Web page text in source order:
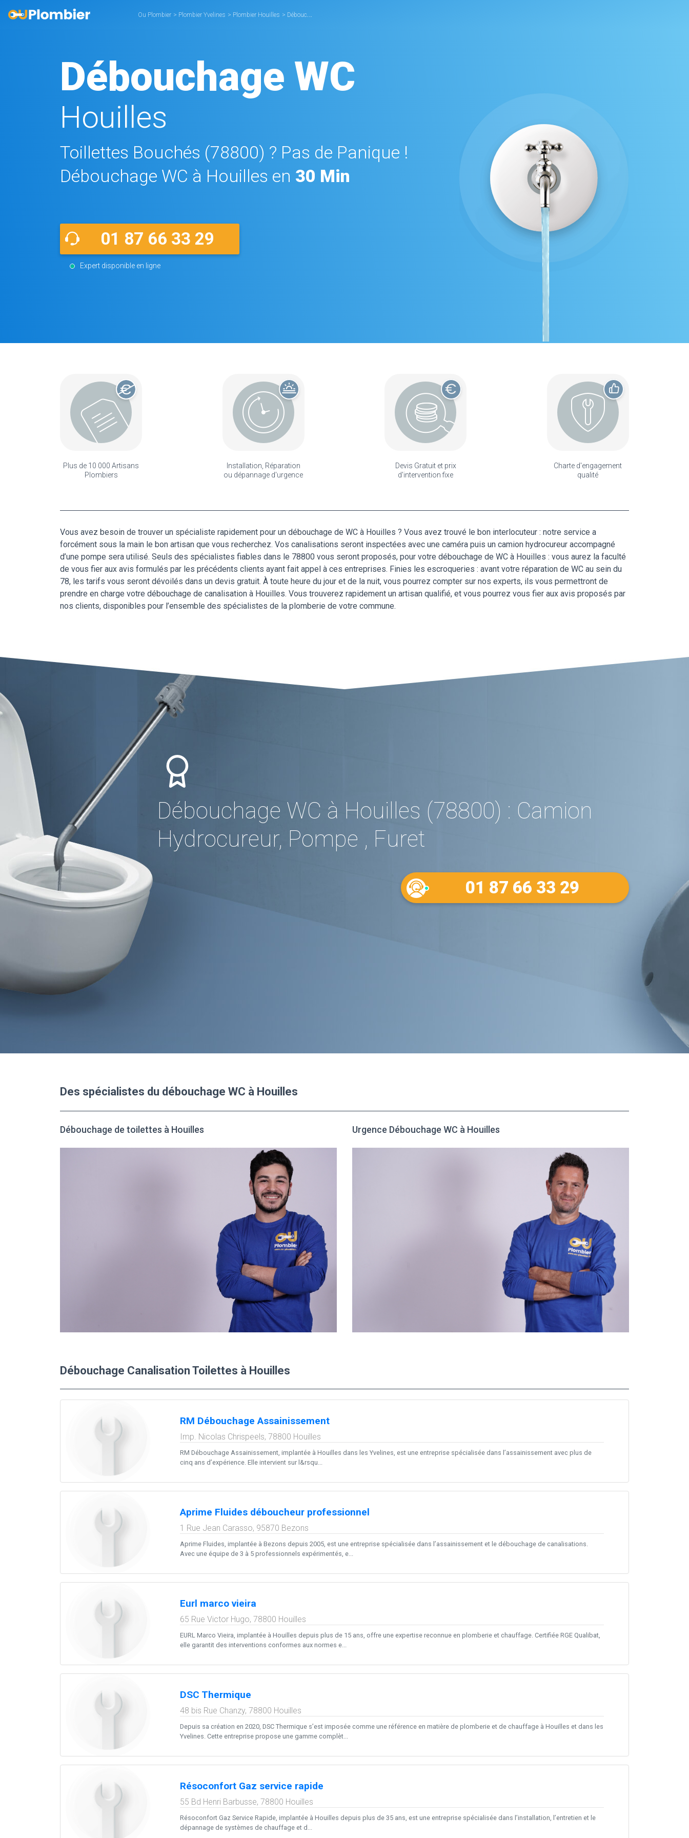
Ou Plombier > Plombier Yvelines > Plombier Houilles > Débouchage WC Houilles
Débouchage WC
Houilles
Toillettes Bouchés (78800) ? Pas de Panique !
Débouchage WC à Houilles en 30 Min
01 87 66 33 29
Expert disponible en ligne
Plus de 10 000 Artisans
Plombiers
Installation, Réparation
ou dépannage d'urgence
Devis Gratuit et prix
d'intervention fixe
Charte d'engagement
qualité
Vous avez besoin de trouver un spécialiste rapidement pour un débouchage de WC à Houilles ? Vous avez trouvé le bon interlocuteur : notre service a
forcément sous la main le bon artisan que vous recherchez. Vos canalisations seront inspectées avec une caméra puis un camion hydrocureur accompagné
d’une pompe sera utilisé. Seuls des spécialistes fiables dans le 78800 vous seront proposés, pour votre débouchage de WC à Houilles : vous aurez la faculté
de vous fier aux avis formulés par les précédents clients ayant fait appel à ces entreprises. Finies les escroqueries : avant votre réparation de WC au sein du
78, les tarifs vous seront dévoilés dans un devis gratuit. À toute heure du jour et de la nuit, vous pourrez compter sur nos experts, ils vous permettront de
prendre en charge votre débouchage de canalisation à Houilles. Vous trouverez rapidement un artisan qualifié, et vous pourrez vous fier aux avis proposés par
nos clients, disponibles pour l’ensemble des spécialistes de la plomberie de votre commune.
Débouchage WC à Houilles (78800) : Camion
Hydrocureur, Pompe , Furet
01 87 66 33 29
Des spécialistes du débouchage WC à Houilles
Débouchage de toilettes à Houilles Urgence Débouchage WC à Houilles
Débouchage Canalisation Toilettes à Houilles
RM Débouchage Assainissement
Imp. Nicolas Chrispeels, 78800 Houilles
RM Débouchage Assainissement, implantée à Houilles dans les Yvelines, est une entreprise spécialisée dans l’assainissement avec plus de
cinq ans d’expérience. Elle intervient sur l&rsqu...
Aprime Fluides déboucheur professionnel
1 Rue Jean Carasso, 95870 Bezons
Aprime Fluides, implantée à Bezons depuis 2005, est une entreprise spécialisée dans l’assainissement et le débouchage de canalisations.
Avec une équipe de 3 à 5 professionnels expérimentés, e...
Eurl marco vieira
65 Rue Victor Hugo, 78800 Houilles
EURL Marco Vieira, implantée à Houilles depuis plus de 15 ans, offre une expertise reconnue en plomberie et chauffage. Certifiée RGE Qualibat,
elle garantit des interventions conformes aux normes e...
DSC Thermique
48 bis Rue Chanzy, 78800 Houilles
Depuis sa création en 2020, DSC Thermique s’est imposée comme une référence en matière de plomberie et de chauffage à Houilles et dans les
Yvelines. Cette entreprise propose une gamme complèt...
Résoconfort Gaz service rapide
55 Bd Henri Barbusse, 78800 Houilles
Résoconfort Gaz Service Rapide, implantée à Houilles depuis plus de 35 ans, est une entreprise spécialisée dans l’installation, l’entretien et le
dépannage de systèmes de chauffage et d...